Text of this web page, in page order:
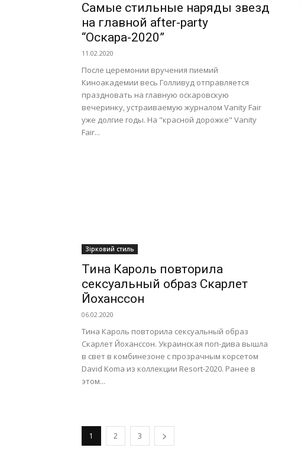
Самые стильные наряды звезд
на главной after-party
“Оскара-2020”
11.02.2020
После церемонии вручения пиемий
Киноакадемии весь Голливуд отправляется
праздновать на главную оскаровскую
вечеринку, устраиваемую журналом Vanity Fair
уже долгие годы. На "красной дорожке" Vanity
Fair...
Зірковий стиль
Тина Кароль повторила
сексуальный образ Скарлет
Йоханссон
06.02.2020
Тина Кароль повторила сексуальный образ
Скарлет Йоханссон. Украинская поп-дива вышла
в свет в комбинезоне с прозрачным корсетом
David Koma из коллекции Resort-2020. Ранее в
этом...
1 2 3